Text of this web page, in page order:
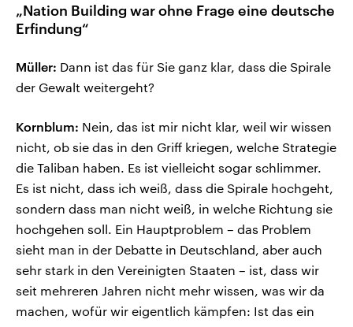
„Nation Building war ohne Frage eine deutsche
Erfindung“
Müller: Dann ist das für Sie ganz klar, dass die Spirale
der Gewalt weitergeht?
Kornblum: Nein, das ist mir nicht klar, weil wir wissen
nicht, ob sie das in den Griff kriegen, welche Strategie
die Taliban haben. Es ist vielleicht sogar schlimmer.
Es ist nicht, dass ich weiß, dass die Spirale hochgeht,
sondern dass man nicht weiß, in welche Richtung sie
hochgehen soll. Ein Hauptproblem – das Problem
sieht man in der Debatte in Deutschland, aber auch
sehr stark in den Vereinigten Staaten – ist, dass wir
seit mehreren Jahren nicht mehr wissen, was wir da
machen, wofür wir eigentlich kämpfen: Ist das ein